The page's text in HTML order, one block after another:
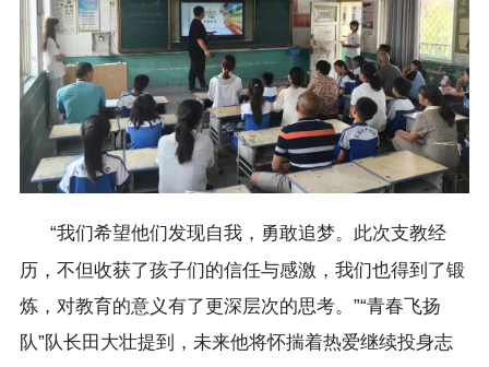
“我们希望他们发现自我，勇敢追梦。此次支教经
历，不但收获了孩子们的信任与感激，我们也得到了锻
炼，对教育的意义有了更深层次的思考。”“青春飞扬
队”队长田大壮提到，未来他将怀揣着热爱继续投身志